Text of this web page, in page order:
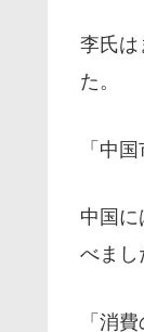
李氏は
た。
「中
中国
べまし
「消